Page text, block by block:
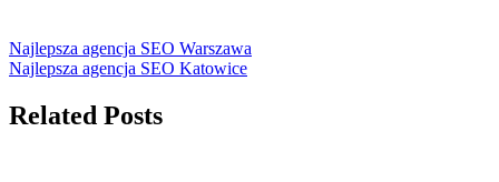
Najlepsza agencja SEO Warszawa
Najlepsza agencja SEO Katowice
Related Posts